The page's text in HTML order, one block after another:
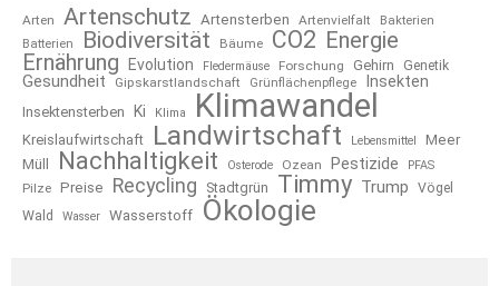
Arten Artenschutz Artensterben Artenvielfalt
Bakterien
Batterien
Biodiversität Bäume CO2 Energie
Ernährung
Evolution Fledermäuse Forschung Gehirn Genetik
Gesundheit Gipskarstlandschaft Grünflächenpflege Insekten
Insektensterben Ki Klima Klimawandel
Kreislaufwirtschaft Landwirtschaft Lebensmittel
Meer
Müll
Nachhaltigkeit Osterode Ozean Pestizide PFAS
Pilze Preise Recycling Stadtgrün Timmy Trump
Vögel
Wald
Wasser Wasserstoff Ökologie